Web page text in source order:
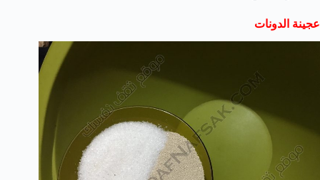
عجينة الدونات